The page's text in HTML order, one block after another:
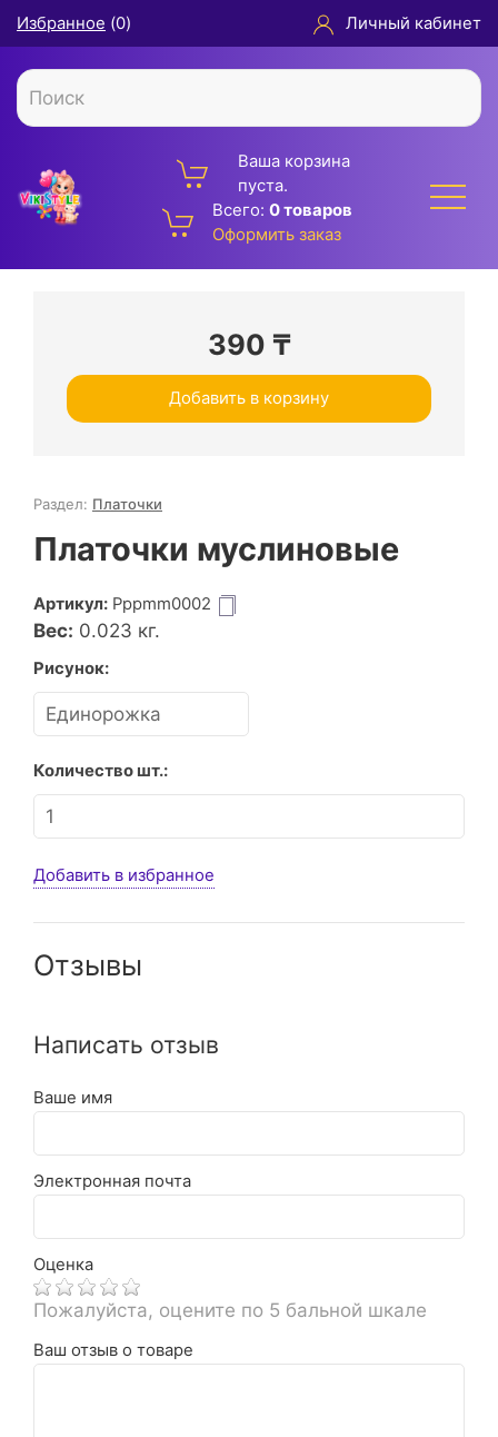
Избранное (0) Личный кабинет
Ваша корзина
пуста.
Всего: 0 товаров
Оформить заказ
390 ₸
Добавить в корзину
Раздел: Платочки
Платочки муслиновые
Артикул: Pppmm0002
Вес: 0.023 кг.
Рисунок:
Количество шт.:
Добавить в избранное
Отзывы
Написать отзыв
Ваше имя
Электронная почта
Оценка
Пожалуйста, оцените по 5 бальной шкале
Ваш отзыв о товаре